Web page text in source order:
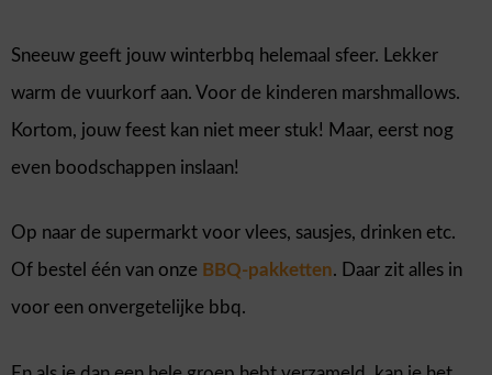
Sneeuw geeft jouw winterbbq helemaal sfeer. Lekker
warm de vuurkorf aan. Voor de kinderen marshmallows.
Kortom, jouw feest kan niet meer stuk! Maar, eerst nog
even boodschappen inslaan!
Op naar de supermarkt voor vlees, sausjes, drinken etc.
Of bestel één van onze BBQ-pakketten. Daar zit alles in
voor een onvergetelijke bbq.